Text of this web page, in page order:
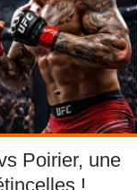
Poirier, une
!